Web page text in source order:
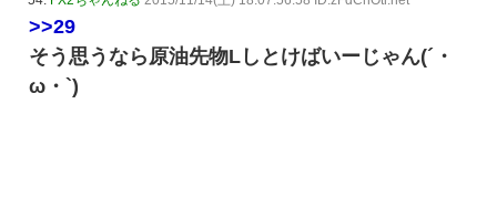
>>29
そう思うなら原油先物Lしとけばいーじゃん(´・
ω・`)